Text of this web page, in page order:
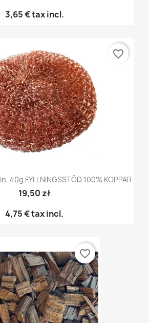
3,65 €tax incl.
40g FYLLNINGSSTÖD 100% KOPPAR
19,50 zł
4,75 €tax incl.
favorite_border
favorite_border